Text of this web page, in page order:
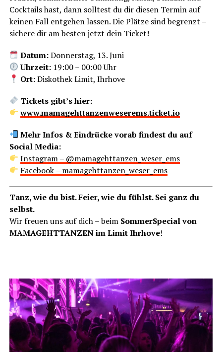
Cock­tails hast, dann soll­test du dir die­sen Ter­min auf
kei­nen Fall ent­ge­hen las­sen. Die Plät­ze sind begrenzt –
siche­re dir am bes­ten jetzt dein Ticket!
Datum:Don­ners­tag, 13. Juni
Uhr­zeit:19:00 – 00:00 Uhr
Ort:Dis­ko­thek Limit, Ihrhove
Tickets gibt’s hier:
www.mamagehttanzenweserems.ticket.io
Mehr Infos & Ein­drü­cke vor­ab fin­dest du auf
Social Media:
Insta­gram – @mamagehttanzen_weser_ems
Face­book – mamagehttanzen_weser_ems
Tanz, wie du bist. Fei­er, wie du fühlst. Sei ganz du
selbst.
Wir freu­en uns auf dich – beim Som­mer­Spe­cial von
MAMAGEHTTANZEN im Limit Ihr­ho­ve!